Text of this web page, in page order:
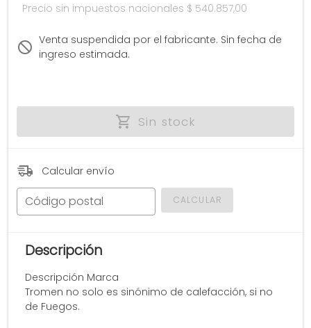
Precio sin impuestos nacionales $ 540.857,00
Venta suspendida por el fabricante. Sin fecha de
ingreso estimada.
Sin stock
Calcular envío
Código postal CALCULAR
Descripción
Descripción Marca
Tromen no solo es sinónimo de calefacción, si no
de Fuegos.